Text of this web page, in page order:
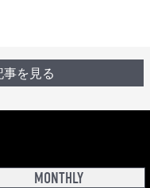
を見る
MONTHLY